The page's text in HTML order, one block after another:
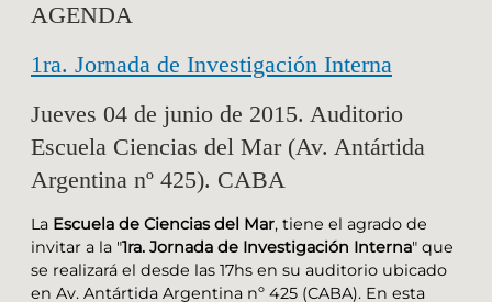
AGENDA
1ra. Jornada de Investigación Interna
Jueves 04 de junio de 2015. Auditorio
Escuela Ciencias del Mar (Av. Antártida
Argentina nº 425). CABA
La Escuela de Ciencias del Mar, tiene el agrado de
invitar a la "1ra. Jornada de Investigación Interna" que
se realizará el desde las 17hs en su auditorio ubicado
en Av. Antártida Argentina nº 425 (CABA). En esta